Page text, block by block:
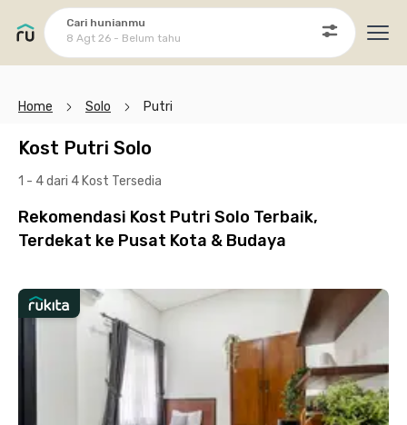
Cari hunianmu
8 Agt 26 - Belum tahu
Home Solo Putri
Kost Putri Solo
1 - 4 dari 4 Kost Tersedia
Rekomendasi Kost Putri Solo Terbaik,
Terdekat ke Pusat Kota & Budaya